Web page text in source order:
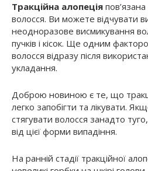
Тракційна алопеція
волосся. Ви можете відчувати
неодноразове висмикування
пучків і кісок. Ще одним
волосся відразу після
укладання.
Доброю новиною є те, що
легко запобігти та лікувати.
стягувати волосся занадто
від цієї форми випадіння.
На ранній стадії тракційної